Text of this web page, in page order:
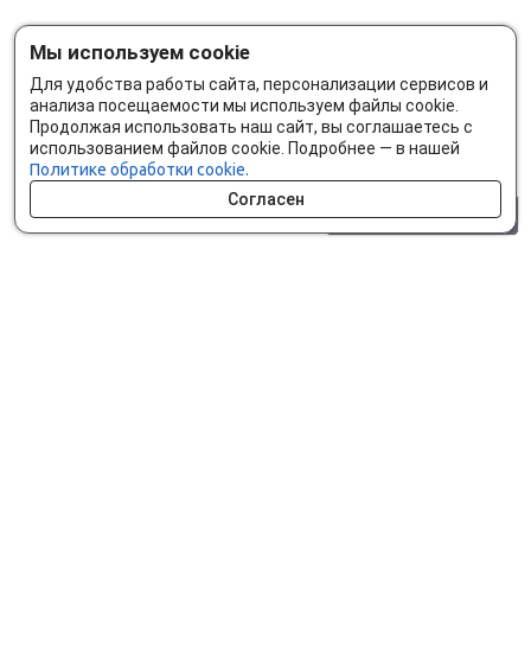
Мы используем cookie
Для удобства работы сайта, персонализации сервисов и
анализа посещаемости мы используем файлы cookie.
Продолжая использовать наш сайт, вы соглашаетесь с
использованием файлов cookie. Подробнее — в нашей
Политике обработки cookie.
Согласен